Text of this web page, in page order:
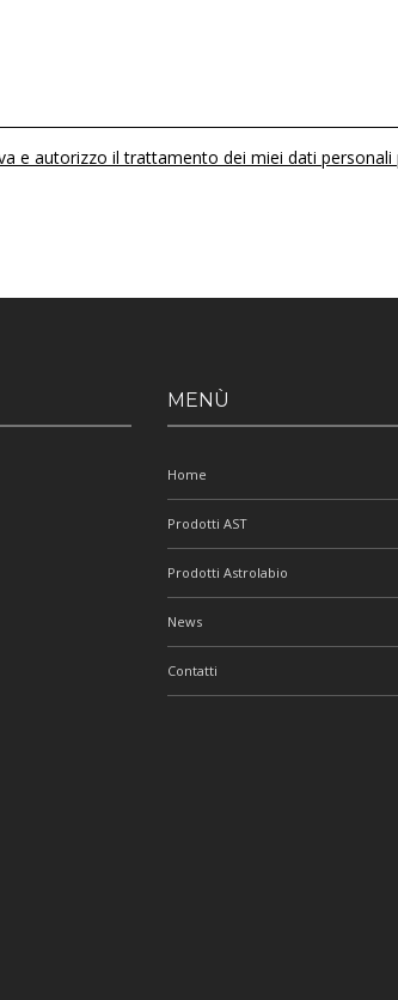
e autorizzo il trattamento dei miei dati personali
MENÙ
Home
Prodotti AST
Prodotti Astrolabio
News
Contatti